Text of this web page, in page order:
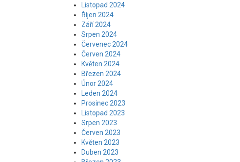
Listopad 2024
Říjen 2024
Září 2024
Srpen 2024
Červenec 2024
Červen 2024
Květen 2024
Březen 2024
Únor 2024
Leden 2024
Prosinec 2023
Listopad 2023
Srpen 2023
Červen 2023
Květen 2023
Duben 2023